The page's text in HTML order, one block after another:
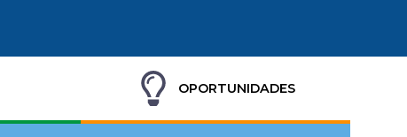
OPORTUNIDADES